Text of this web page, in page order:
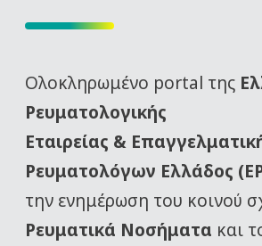
Oλοκληρωμένο portal της
Ρευματολογικής
Εταιρείας &
Ρευματολόγων Ελλάδος
την ενημέρωση του κοινού
Ρευματικά Νοσήματα και